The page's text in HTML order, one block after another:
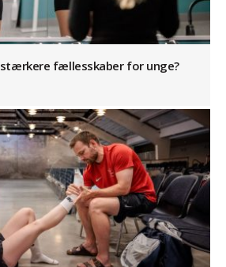
stærkere fællesskaber for unge?